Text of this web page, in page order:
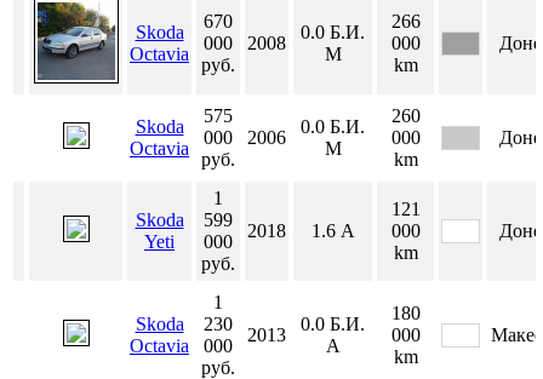
Skoda
Octavia
670
000
руб.
2008
0.0 Б.И.
М
266
000
km
Skoda
Octavia
575
000
руб.
2006
0.0 Б.И.
М
260
000
km
Skoda
Yeti
1
599
000
руб.
2018 1.6 А
121
000
km
Skoda
Octavia
1
230
000
руб.
2013
0.0 Б.И.
А
180
000
km